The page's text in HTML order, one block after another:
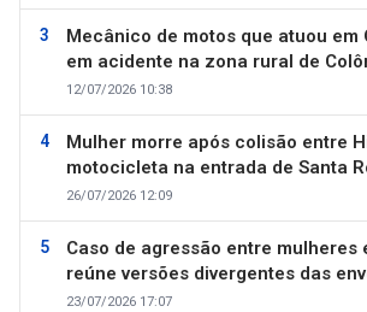
Mecânico de motos que atuou em
em acidente na zona rural de
12/07/2026 10:38
Mulher morre após colisão entre
motocicleta na entrada de Santa
26/07/2026 12:09
Caso de agressão entre mulheres
reúne versões divergentes das
23/07/2026 17:07